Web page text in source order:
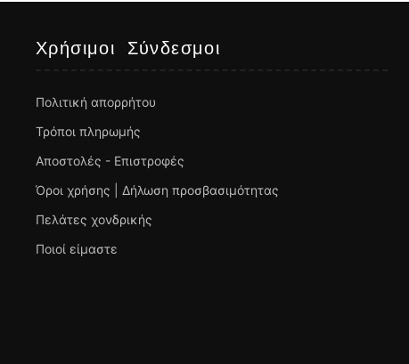
Χρήσιμοι Σύνδεσμοι
Πολιτική απορρήτου
Τρόποι πληρωμής
Αποστολές - Επιστροφές
Όροι χρήσης | Δήλωση προσβασιμότητας
Πελάτες χονδρικής
Ποιοί είμαστε